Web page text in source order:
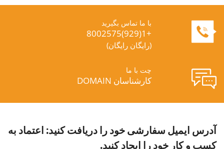
با ما تماس بگیرید
+1(929)8002575
(رایگان رایگان)
چت با ما
کارشناسان DOMAIN
آدرس ایمیل سفارشی خود را دریافت کنید: اعتماد به
کسب و کار خود را ایجاد کنید.